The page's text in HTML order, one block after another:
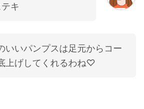
キ
いいパンプスは足元からコー
上げしてくれるわね♡